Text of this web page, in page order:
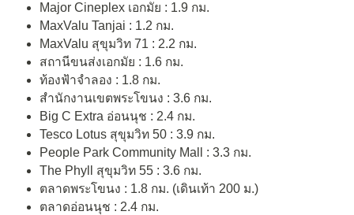
Major Cineplex เอกมัย : 1.9 กม.
MaxValu Tanjai : 1.2 กม.
MaxValu สุขุมวิท 71 : 2.2 กม.
สถานีขนส่งเอกมัย : 1.6 กม.
ท้องฟ้าจำลอง : 1.8 กม.
สำนักงานเขตพระโขนง : 3.6 กม.
Big C Extra อ่อนนุช : 2.4 กม.
Tesco Lotus สุขุมวิท 50 : 3.9 กม.
People Park Community Mall : 3.3 กม.
The Phyll สุขุมวิท 55 : 3.6 กม.
ตลาดพระโขนง : 1.8 กม. (เดินเท้า 200 ม.)
ตลาดอ่อนนุช : 2.4 กม.